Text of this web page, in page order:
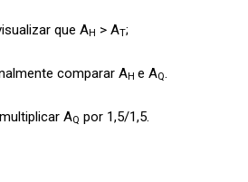
que AH > AT;
comparar AH e AQ
AQ por 1,5/1,5.